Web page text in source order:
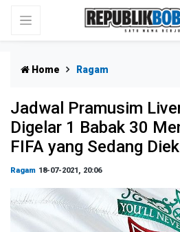
Home Ragam
Jadwal Pramusim
Digelar 1 Babak 30
FIFA yang Sedang
Ragam 18-07-2021, 20:06